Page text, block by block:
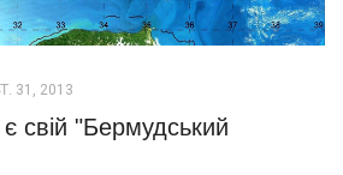
31, 2013
свій "Бермудський